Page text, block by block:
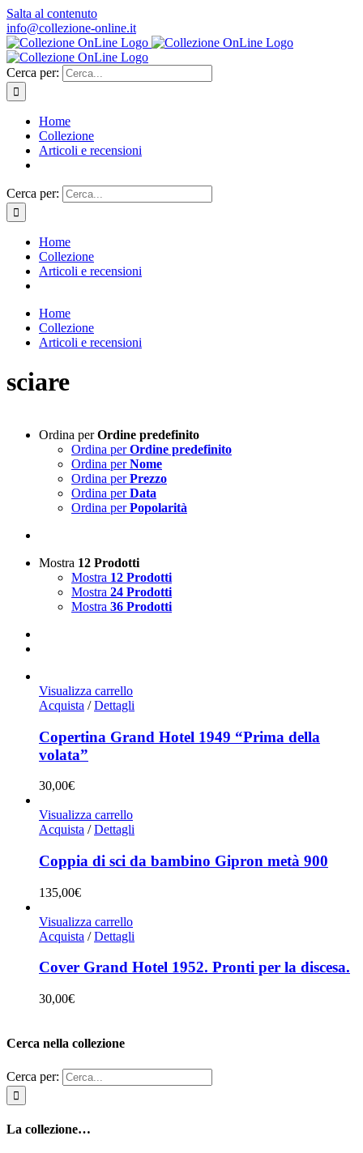
Salta al contenuto
info@collezione-online.it
Cerca per:
Home
Collezione
Articoli e recensioni
Cerca per:
Home
Collezione
Articoli e recensioni
Home
Collezione
Articoli e recensioni
sciare
Ordina perOrdine predefinito
Ordina perOrdine predefinito
Ordina perNome
Ordina perPrezzo
Ordina perData
Ordina perPopolarità
Mostra 12 Prodotti
Mostra 12 Prodotti
Mostra 24 Prodotti
Mostra 36 Prodotti
Visualizza carrello
Acquista / Dettagli
Copertina Grand Hotel 1949 “Prima della
volata”
30,00€
Visualizza carrello
Acquista / Dettagli
Coppia di sci da bambino Gipron metà 900
135,00€
Visualizza carrello
Acquista / Dettagli
Cover Grand Hotel 1952. Pronti per la discesa.
30,00€
Cerca nella collezione
Cerca per:
La collezione…